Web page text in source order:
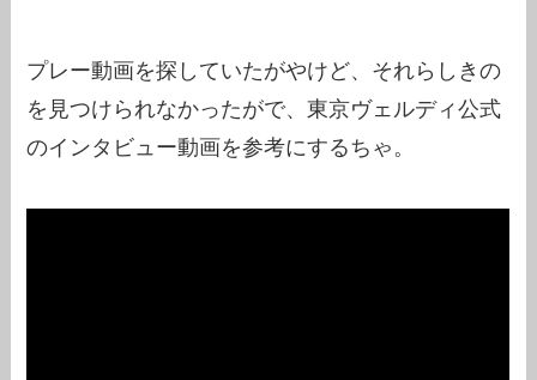
プレー動画を探していたがやけど、それらしきの
を見つけられなかったがで、東京ヴェルディ公式
のインタビュー動画を参考にするちゃ。